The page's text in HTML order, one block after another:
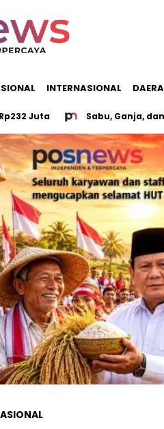
INTERNASIONAL
Sabu, Ganja, dan 30 CD